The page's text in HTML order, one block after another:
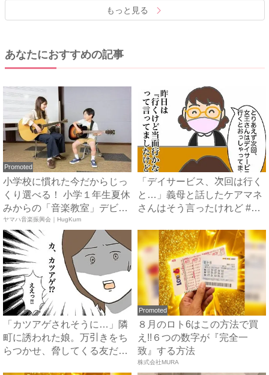
もっと見る
あなたにおすすめの記事
Promoted
小学校に慣れた今だからじっ
くり選べる！ 小学１年生夏休
みからの「音楽教室」デビ
ュ...
ヤマハ音楽振興会｜HugKum
「デイサービス、次回は行く
と…」義母と話したケアマネ
さんはそう言ったけれど #
「カツアゲされそうに…」隣
町に誘われた娘。万引きをち
らつかせ、脅してくる友だち
Promoted
８月のロト6はこの方法で買
え!!６つの数字が『完全一
致』する方法
株式会社MURA